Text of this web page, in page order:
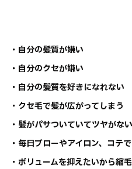
・自分の髪質が嫌い
・自分のクセが嫌い
・自分の髪質を好きになれない
・クセ毛で髪が広がってしまう
・髪がパサついていてツヤがない
・毎日ブローやアイロン、コテ
・ボリュームを抑えたいから縮